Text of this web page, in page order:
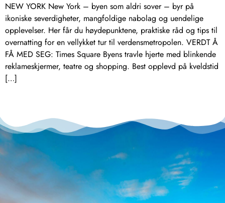
NEW YORK New York – byen som aldri sover – byr på
ikoniske severdigheter, mangfoldige nabolag og uendelige
opplevelser. Her får du høydepunktene, praktiske råd og tips til
overnatting for en vellykket tur til verdensmetropolen. VERDT Å
FÅ MED SEG: Times Square Byens travle hjerte med blinkende
reklameskjermer, teatre og shopping. Best opplevd på kveldstid
[…]